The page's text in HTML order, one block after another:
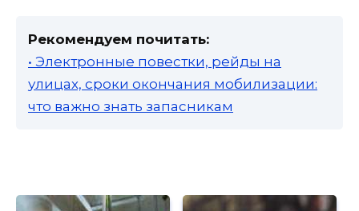
Рекомендуем почитать:
• Электронные повестки, рейды на
улицах, сроки окончания мобилизации:
что важно знать запасникам